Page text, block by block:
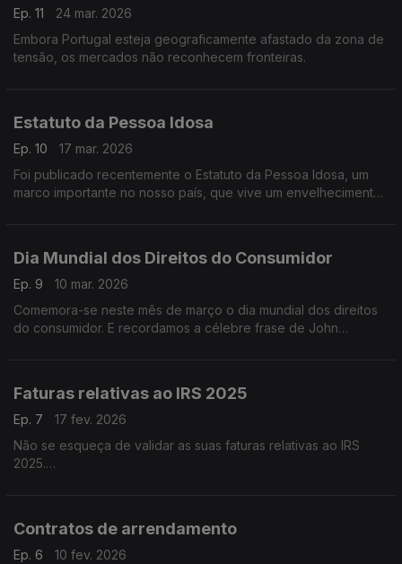
Ep. 11
24 mar. 2026
Embora Portugal esteja geograficamente afastado da zona de
tensão, os mercados não reconhecem fronteiras.
Estatuto da Pessoa Idosa
Ep. 10
17 mar. 2026
Foi publicado recentemente o Estatuto da Pessoa Idosa, um
marco importante no nosso país, que vive um envelhecimento
Dia Mundial dos Direitos do Consumidor
Ep. 9
10 mar. 2026
Comemora-se neste mês de março o dia mundial dos direitos
do consumidor. E recordamos a célebre frase de John
do Consumidor como Diretrizes das Nações Unidas dando
assim, legitimidade e reconhecimento internacional para essa
Faturas relativas ao IRS 2025
Ep. 7
17 fev. 2026
Não se esqueça de validar as suas faturas relativas ao IRS
2025.
Contratos de arrendamento
Ep. 6 10 fev. 2026